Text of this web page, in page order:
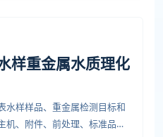
样重金属水质理化
水样样品、重金属检测目标和
机、附件、前处理、标准品耗